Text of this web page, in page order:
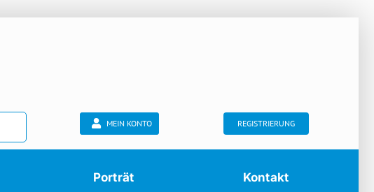
MEIN KONTO REGISTRIERUNG
Porträt Kontakt